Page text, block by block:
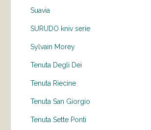
Suavia
SURUDO kniv serie
Sylvain Morey
Tenuta Degli Dei
Tenuta Riecine
Tenuta San Giorgio
Tenuta Sette Ponti